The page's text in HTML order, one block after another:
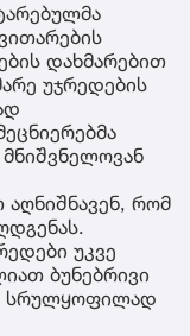
დახმარებით
უჯრედების
აღნიშნავენ, რომ
უკვე
ბუნებრივი
სრულყოფილად